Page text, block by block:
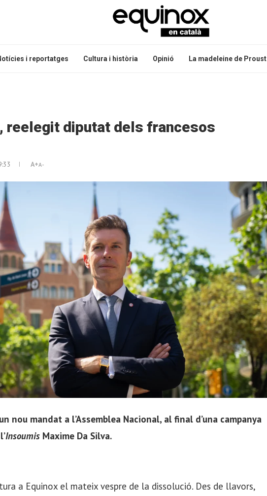
i reportatges Cultura i història Opinió La madeleine de Proust
reelegit diputat dels francesos
A+A-
nou mandat a l’Assemblea Nacional, al final d’una campanya
Insoumis Maxime Da Silva.
a Equinox el mateix vespre de la dissolució. Des de llavors,